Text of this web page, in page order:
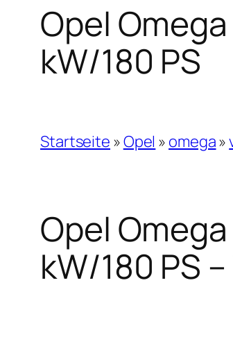
Opel
kW/180 PS
Startseite »Opel » omega»
Opel
kW/180 PS